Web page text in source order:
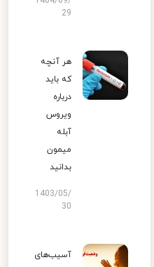
29
هر آنچه
که باید
درباره
ویروس
آبله
میمون
بدانید
1403/05/
30
آسیب‌های